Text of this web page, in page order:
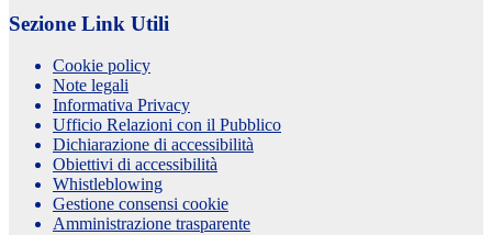
Sezione Link Utili
Cookie policy
Note legali
Informativa Privacy
Ufficio Relazioni con il Pubblico
Dichiarazione di accessibilità
Obiettivi di accessibilità
Whistleblowing
Gestione consensi cookie
Amministrazione trasparente